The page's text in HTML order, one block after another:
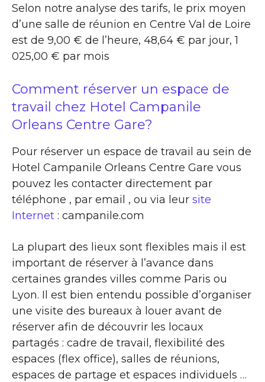
Selon notre analyse des tarifs, le prix moyen
d’une salle de réunion en Centre Val de Loire
est de 9,00 € de l’heure, 48,64 € par jour, 1
025,00 € par mois
Comment réserver un espace de
travail chez Hotel Campanile
Orleans Centre Gare?
Pour réserver un espace de travail au sein de
Hotel Campanile Orleans Centre Gare vous
pouvez les contacter directement par
téléphone , par email , ou via leur site
Internet : campanile.com
La plupart des lieux sont flexibles mais il est
important de réserver à l’avance dans
certaines grandes villes comme Paris ou
Lyon. Il est bien entendu possible d’organiser
une visite des bureaux à louer avant de
réserver afin de découvrir les locaux
partagés : cadre de travail, flexibilité des
espaces (flex office), salles de réunions,
espaces de partage et espaces individuels …